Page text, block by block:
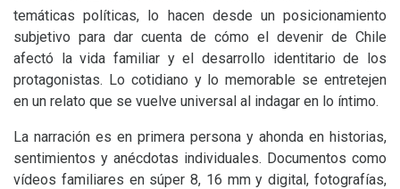
temáticas políticas, lo hacen desde un posicionamiento
subjetivo para dar cuenta de cómo el devenir de Chile
afectó la vida familiar y el desarrollo identitario de los
protagonistas. Lo cotidiano y lo memorable se entretejen
en un relato que se vuelve universal al indagar en lo íntimo.
La narración es en primera persona y ahonda en historias,
sentimientos y anécdotas individuales. Documentos como
vídeos familiares en súper 8, 16 mm y digital, fotografías,